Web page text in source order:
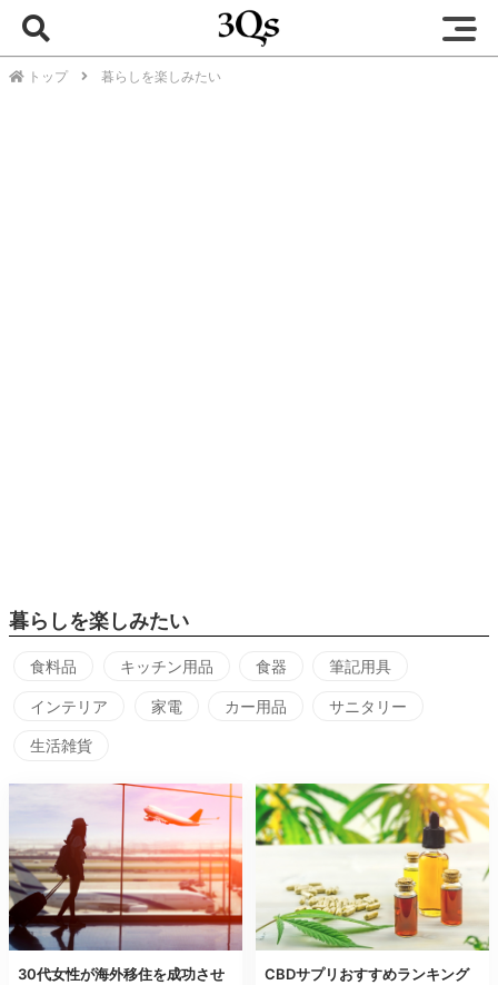
トップ 暮らしを楽しみたい
暮らしを楽しみたい
食料品 キッチン用品 食器 筆記用具
インテリア 家電 カー用品 サニタリー
生活雑貨
30代女性が海外移住を成功させ
CBDサプリおすすめランキング